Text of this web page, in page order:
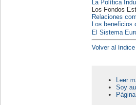
La Política
Los Fondos
Relaciones
Los beneficios
El Sistema
Volver al índice
Leer
Soy